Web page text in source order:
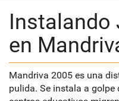
Instalando
en
Mandriva 2005 es una
pulida. Se instala a golpe